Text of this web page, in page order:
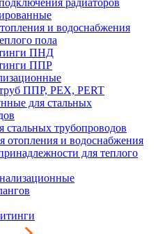
радиаторов
и водоснабжения
пола
ПНД
ППР
ППР, PEX, PERT
для стальных
стальных трубопроводов
отопления и водоснабжения
для теплого